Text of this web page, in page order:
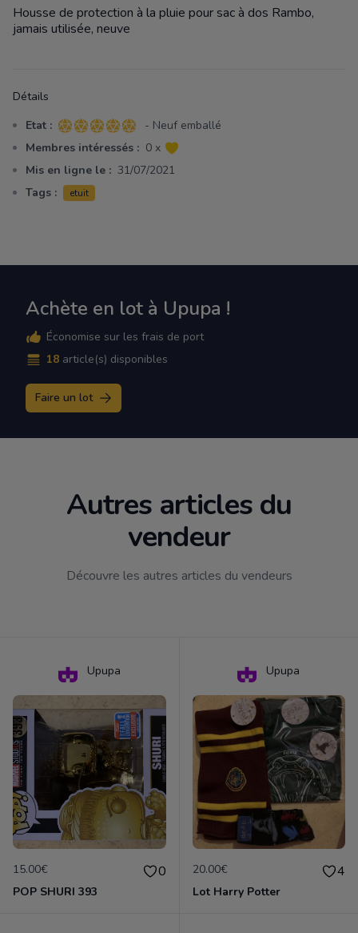
Description
Housse de protection à la pluie pour sac à dos Rambo,
jamais utilisée, neuve
Détails
Etat : 5 sur 5 étoiles
- Neuf emballé
Membres intéressés : 0 x
Mis en ligne le : 31/07/2021
Tags :
etuit
Achète en lot à Upupa !
Économise sur les frais de port
18 article(s) disponibles
Faire un lot
Autres articles du
vendeur
Découvre les autres articles du vendeurs
Upupa
15.00€ 0
POP SHURI 393
Upupa
20.00€ 4
Lot Harry Potter